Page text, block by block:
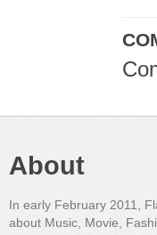
About
In early February 2011,
about Music, Movie,